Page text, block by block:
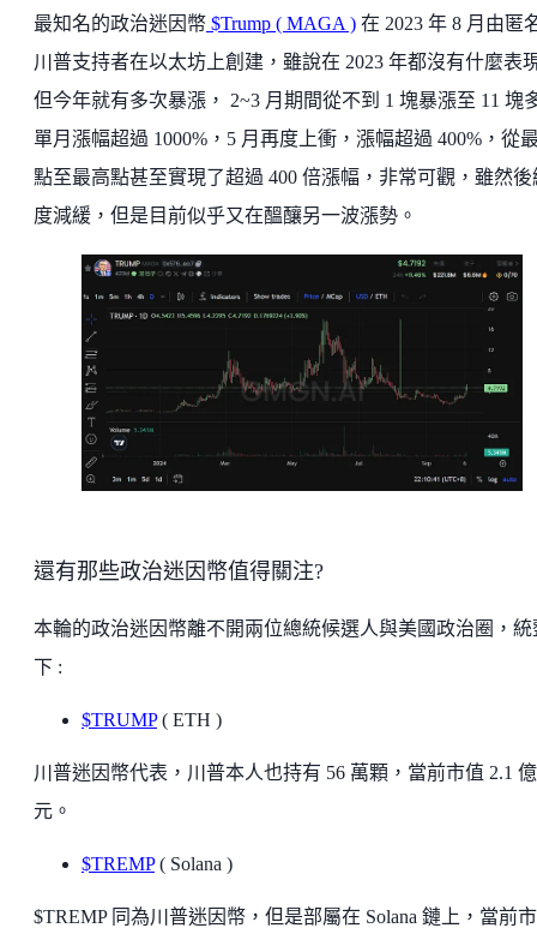
最知名的政治迷因幣 $Trump ( MAGA ) 在 2023 年 8 月由匿
川普支持者在以太坊上創建，雖說在 2023 年都沒有什麼表
但今年就有多次暴漲， 2~3 月期間從不到 1 塊暴漲至 11 塊
單月漲幅超過 1000%，5 月再度上衝，漲幅超過 400%，從
點至最高點甚至實現了超過 400 倍漲幅，非常可觀，雖然後
度減緩，但是目前似乎又在醞釀另一波漲勢。
還有那些政治迷因幣值得關注?
本輪的政治迷因幣離不開兩位總統候選人與美國政治圈，統
下 :
$TRUMP( ETH )
川普迷因幣代表，川普本人也持有 56 萬顆，當前市值 2.1
元。
$TREMP( Solana )
$TREMP 同為川普迷因幣，但是部屬在 Solana 鏈上，當前